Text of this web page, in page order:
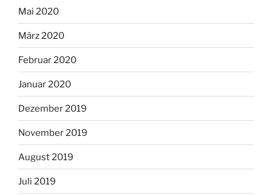
Mai 2020
März 2020
Februar 2020
Januar 2020
Dezember 2019
November 2019
August 2019
Juli 2019